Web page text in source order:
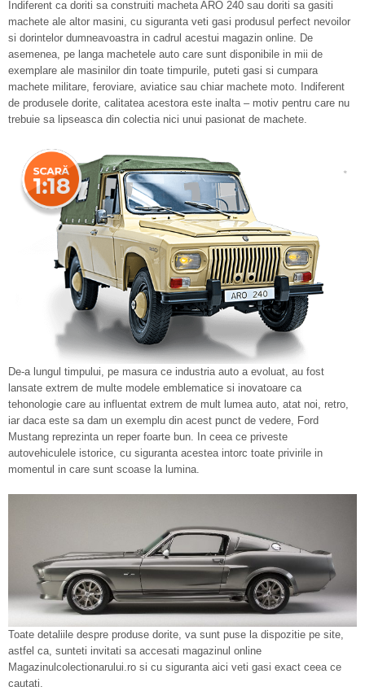
Indiferent ca doriti sa construiti macheta ARO 240 sau doriti sa gasiti
machete ale altor masini, cu siguranta veti gasi produsul perfect nevoilor
si dorintelor dumneavoastra in cadrul acestui magazin online. De
asemenea, pe langa machetele auto care sunt disponibile in mii de
exemplare ale masinilor din toate timpurile, puteti gasi si cumpara
machete militare, feroviare, aviatice sau chiar machete moto. Indiferent
de produsele dorite, calitatea acestora este inalta – motiv pentru care nu
trebuie sa lipseasca din colectia nici unui pasionat de machete.
De-a lungul timpului, pe masura ce industria auto a evoluat, au fost
lansate extrem de multe modele emblematice si inovatoare ca
tehonologie care au influentat extrem de mult lumea auto, atat noi, retro,
iar daca este sa dam un exemplu din acest punct de vedere, Ford
Mustang reprezinta un reper foarte bun. In ceea ce priveste
autovehiculele istorice, cu siguranta acestea intorc toate privirile in
momentul in care sunt scoase la lumina.
Toate detaliile despre produse dorite, va sunt puse la dispozitie pe site,
astfel ca, sunteti invitati sa accesati magazinul online
Magazinulcolectionarului.ro si cu siguranta aici veti gasi exact ceea ce
cautati.